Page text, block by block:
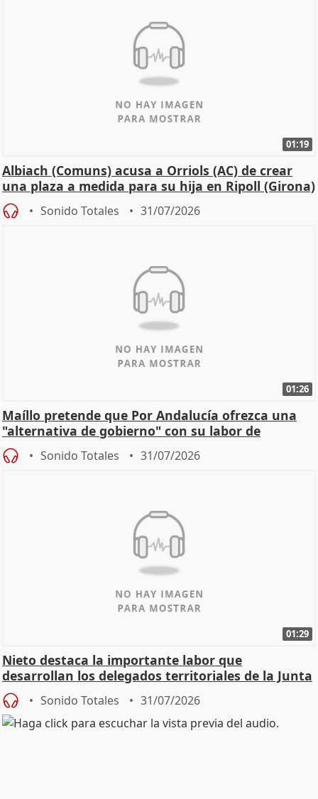
01:19
Albiach (Comuns) acusa a Orriols (AC) de crear
una plaza a medida para su hija en Ripoll (Girona)
Sonido Totales 31/07/2026
01:26
Maíllo pretende que Por Andalucía ofrezca una
"alternativa de gobierno" con su labor de
oposición
Sonido Totales 31/07/2026
01:29
Nieto destaca la importante labor que
desarrollan los delegados territoriales de la Junta
Sonido Totales 31/07/2026